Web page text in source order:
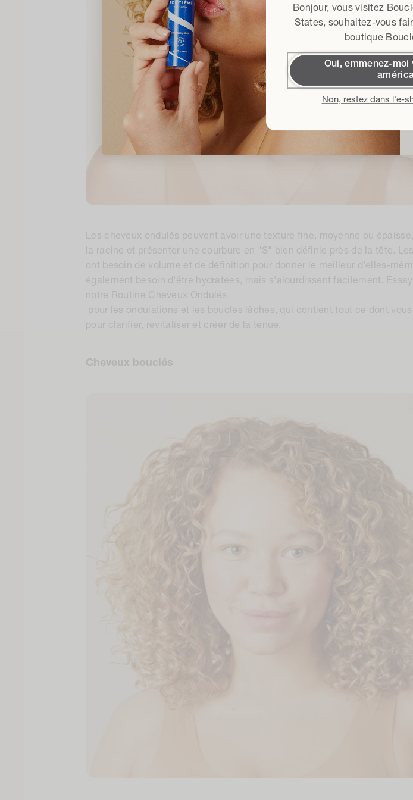
Les cheveux ondulés peuvent avoir une texture fine, moyenne ou
la racine et présenter une courbure en "S" bien définie près de la tête.
ont besoin de volume et de définition pour donner le meilleur d'elles-
également besoin d'être hydratées, mais s'alourdissent facilement.
notre Routine Cheveux Ondulés
pour les ondulations et les boucles lâches, qui contient tout ce dont vous
pour clarifier, revitaliser et créer de la tenue.
Cheveux bouclés
Bonjour, vous visitez
States, souhaitez-vous
boutique
Oui, emmenez-moi
Non, restez dans l'e-